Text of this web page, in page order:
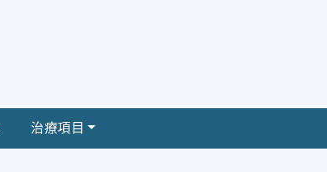
治療項目